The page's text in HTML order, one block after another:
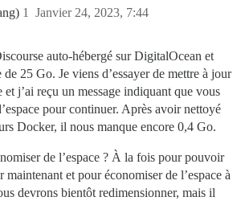
Janvier 24, 2023, 7:44
1
auto-hébergé sur DigitalOcean et
de 25 Go. Je viens d’essayer de mettre à jour
j’ai reçu un message indiquant que vous
pour continuer. Après avoir nettoyé
Docker, il nous manque encore 0,4 Go.
de l’espace ? À la fois pour pouvoir
et pour économiser de l’espace à
devrons bientôt redimensionner, mais il